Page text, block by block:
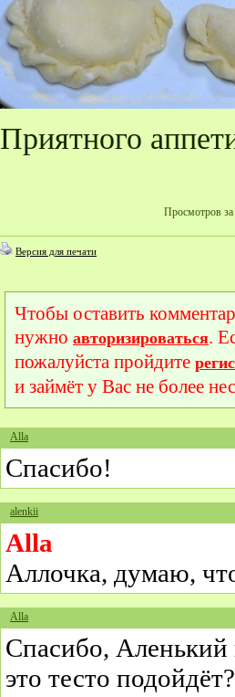
Приятного
Просмотров за
Версия для печати
Чтобы оставить
нужно авторизироваться.
пожалуйста пройдите
и займёт у Вас не более
Alla
Спасибо!
alenkii
Alla
Аллочка, думаю,
Alla
Спасибо,
это тесто подойдёт?